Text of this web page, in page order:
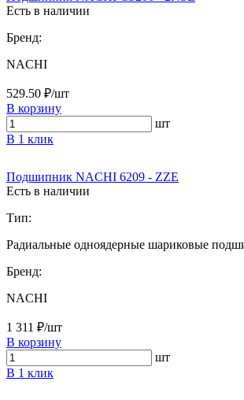
Есть в наличии
Бренд:
NACHI
529.50 ₽/шт
В корзину
шт
В 1 клик
Подшипник NACHI 6209 - ZZE
Есть в наличии
Тип:
Радиальные одноядерные шариковые
Бренд:
NACHI
1 311 ₽/шт
В корзину
шт
В 1 клик